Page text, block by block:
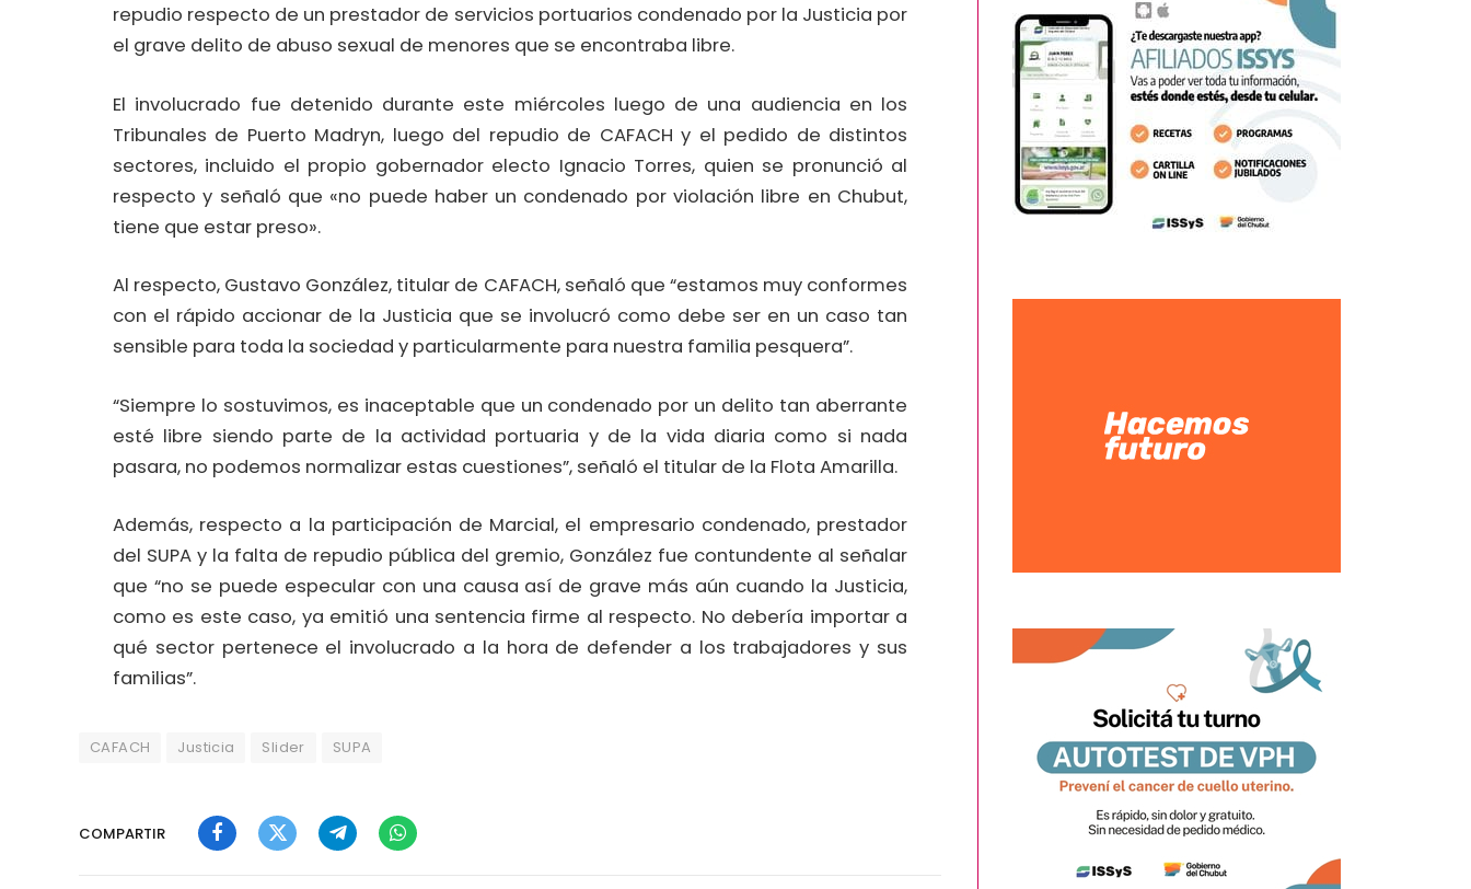
repudio respecto de un prestador de servicios portuarios condenado por la Justicia por
el grave delito de abuso sexual de menores que se encontraba libre.
El involucrado fue detenido durante este miércoles luego de una audiencia en los
Tribunales de Puerto Madryn, luego del repudio de CAFACH y el pedido de distintos
sectores, incluido el propio gobernador electo Ignacio Torres, quien se pronunció al
respecto y señaló que «no puede haber un condenado por violación libre en Chubut,
tiene que estar preso».
Al respecto, Gustavo González, titular de CAFACH, señaló que “estamos muy conformes
con el rápido accionar de la Justicia que se involucró como debe ser en un caso tan
sensible para toda la sociedad y particularmente para nuestra familia pesquera”.
“Siempre lo sostuvimos, es inaceptable que un condenado por un delito tan aberrante
esté libre siendo parte de la actividad portuaria y de la vida diaria como si nada
pasara, no podemos normalizar estas cuestiones”, señaló el titular de la Flota Amarilla.
Además, respecto a la participación de Marcial, el empresario condenado, prestador
del SUPA y la falta de repudio pública del gremio, González fue contundente al señalar
que “no se puede especular con una causa así de grave más aún cuando la Justicia,
como es este caso, ya emitió una sentencia firme al respecto. No debería importar a
qué sector pertenece el involucrado a la hora de defender a los trabajadores y sus
familias”.
CAFACH Justicia Slider SUPA
COMPARTIR
FacebookTwitterTelegramWhatsApp